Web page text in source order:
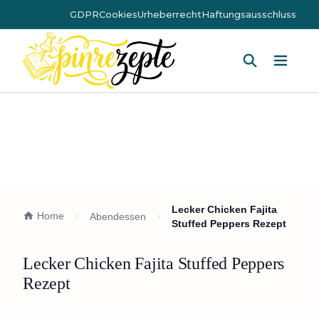
GDPRCookiesUrheberrechtHaftungsausschluss
Home Abendessen
Lecker Chicken Fajita
Stuffed Peppers Rezept
Lecker Chicken Fajita Stuffed Peppers
Rezept